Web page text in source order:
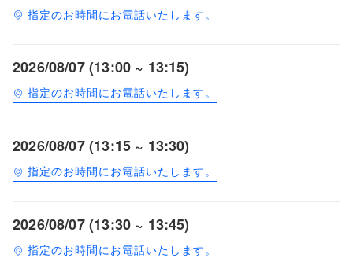
指定のお時間にお電話いたします。
2026/08/07 (13:00 ~ 13:15)
指定のお時間にお電話いたします。
2026/08/07 (13:15 ~ 13:30)
指定のお時間にお電話いたします。
2026/08/07 (13:30 ~ 13:45)
指定のお時間にお電話いたします。